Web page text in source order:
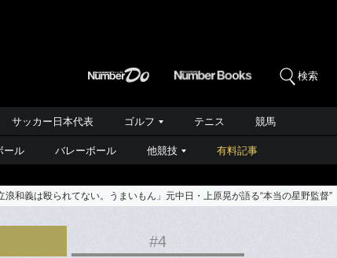
検索
サッカー日本代表 ゴルフ テニス 競馬
ール バレーボール 他競技 有料記事
和義は殴られてない。うまいもん」元中日・上原晃が語る“本当の星野監督”
#4